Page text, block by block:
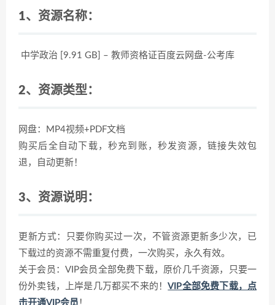
1、资源名称：
中学政治 [9.91 GB] – 教师资格证百度云网盘-公考库
2、资源类型：
网盘：MP4视频+PDF文档
购买后全自动下载，秒充到账，秒发资源，链接失效包
退，自动更新！
3、资源说明：
更新方式：只要你购买过一次，不管资源更新多少次，已
下载过的资源不需重复付费，一次购买，永久有效。
关于会员：VIP会员全部免费下载，原价几千资源，只要一
份外卖钱，上岸是几万都买不来的！VIP全部免费下载，点
击开通VIP会员 ！